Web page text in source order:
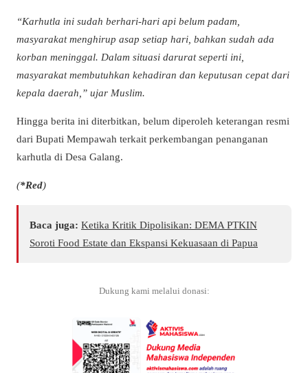
“Karhutla ini sudah berhari-hari api belum padam,
masyarakat menghirup asap setiap hari, bahkan sudah ada
korban meninggal. Dalam situasi darurat seperti ini,
masyarakat membutuhkan kehadiran dan keputusan cepat dari
kepala daerah,” ujar Muslim.
Hingga berita ini diterbitkan, belum diperoleh keterangan resmi
dari Bupati Mempawah terkait perkembangan penanganan
karhutla di Desa Galang.
(*Red)
Baca juga: Ketika Kritik Dipolisikan: DEMA PTKIN
Soroti Food Estate dan Ekspansi Kekuasaan di Papua
Dukung kami melalui donasi: